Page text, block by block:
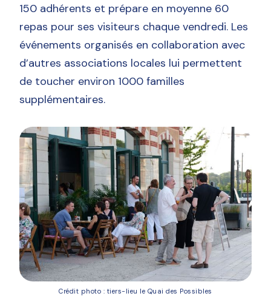
150 adhérents et prépare en moyenne 60
repas pour ses visiteurs chaque vendredi. Les
événements organisés en collaboration avec
d’autres associations locales lui permettent
de toucher environ 1000 familles
supplémentaires.
Crédit photo : tiers-lieu le Quai des Possibles